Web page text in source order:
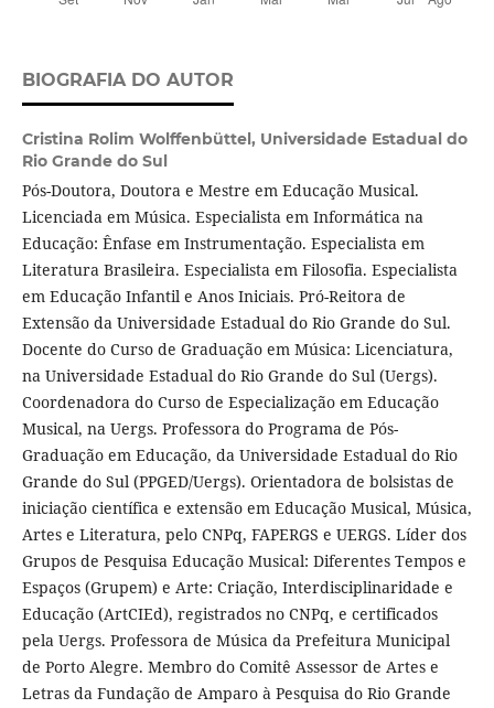
BIOGRAFIA DO AUTOR
Cristina Rolim Wolffenbüttel, Universidade Estadual do
Rio Grande do Sul
Pós-Doutora, Doutora e Mestre em Educação Musical.
Licenciada em Música. Especialista em Informática na
Educação: Ênfase em Instrumentação. Especialista em
Literatura Brasileira. Especialista em Filosofia. Especialista
em Educação Infantil e Anos Iniciais. Pró-Reitora de
Extensão da Universidade Estadual do Rio Grande do Sul.
Docente do Curso de Graduação em Música: Licenciatura,
na Universidade Estadual do Rio Grande do Sul (Uergs).
Coordenadora do Curso de Especialização em Educação
Musical, na Uergs. Professora do Programa de Pós-
Graduação em Educação, da Universidade Estadual do Rio
Grande do Sul (PPGED/Uergs). Orientadora de bolsistas de
iniciação científica e extensão em Educação Musical, Música,
Artes e Literatura, pelo CNPq, FAPERGS e UERGS. Líder dos
Grupos de Pesquisa Educação Musical: Diferentes Tempos e
Espaços (Grupem) e Arte: Criação, Interdisciplinaridade e
Educação (ArtCIEd), registrados no CNPq, e certificados
pela Uergs. Professora de Música da Prefeitura Municipal
de Porto Alegre. Membro do Comitê Assessor de Artes e
Letras da Fundação de Amparo à Pesquisa do Rio Grande